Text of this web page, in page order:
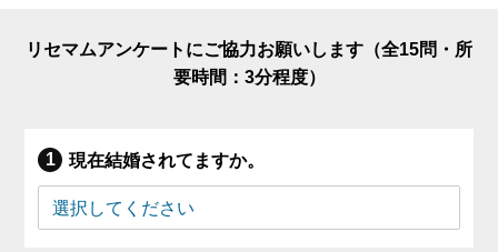
リセマムアンケートにご協力お願いします（全15問・所
要時間：3分程度）
現在結婚されてますか。